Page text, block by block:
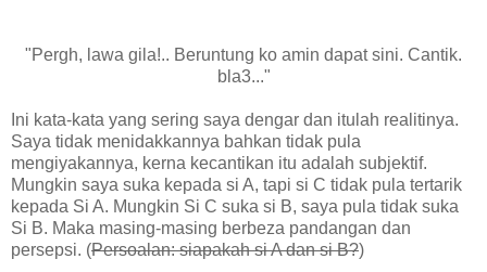
"Pergh, lawa gila!.. Beruntung ko amin dapat sini. Cantik.
bla3..."
Ini kata-kata yang sering saya dengar dan itulah realitinya.
Saya tidak menidakkannya bahkan tidak pula
mengiyakannya, kerna kecantikan itu adalah subjektif.
Mungkin saya suka kepada si A, tapi si C tidak pula tertarik
kepada Si A. Mungkin Si C suka si B, saya pula tidak suka
Si B. Maka masing-masing berbeza pandangan dan
persepsi. (Persoalan: siapakah si A dan si B?)